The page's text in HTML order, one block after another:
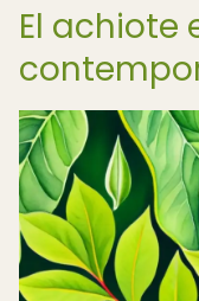
El achiote